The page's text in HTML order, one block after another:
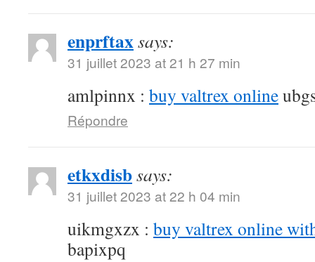
enprftaxsays:
31 juillet 2023 at 21 h 27 min
amlpinnx : buy valtrex online
Répondre
etkxdisbsays:
31 juillet 2023 at 22 h 04 min
uikmgxzx : buy valtrex online
bapixpq